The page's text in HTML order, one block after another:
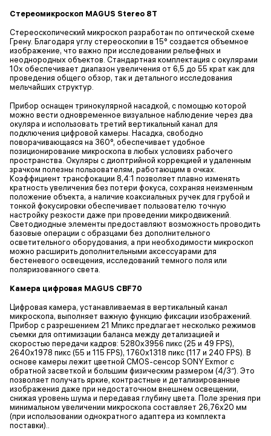
Стереомикроскоп MAGUS Stereo 8T
Стереоскопический микроскоп разработан по оптической схеме
Грену. Благодаря углу стереоскопии в 15° создается объемное
изображение, что важно при исследовании рельефных и
неоднородных объектов. Стандартная комплектация с окулярами
10x обеспечивает диапазон увеличения от 6,5 до 55 крат как для
проведения общего обзор, так и детального исследования
мельчайших структур.
Прибор оснащен тринокулярной насадкой, с помощью которой
можно вести одновременное визуальное наблюдение через два
окуляра и использовать третий вертикальный канал для
подключения цифровой камеры. Насадка, свободно
поворачивающаяся на 360°, обеспечивает удобное
позиционирование микроскопа в любых условиях рабочего
пространства. Окуляры с диоптрийной коррекцией и удаленным
зрачком полезны пользователям, работающим в очках.
Коэффициент трансфокации 8,4:1 позволяет плавно изменять
кратность увеличения без потери фокуса, сохраняя неизменным
положение объекта, а наличие коаксиальных ручек для грубой и
тонкой фокусировки обеспечивает пользователю точную
настройку резкости даже при проведении микродвижений.
Светодиодные элементы предоставляют возможность проводить
базовые операции с образцами без дополнительного
осветительного оборудования, а при необходимости микроскоп
можно расширить дополнительными аксессуарами для
бестеневого освещения, исследований темного поля или
поляризованного света.
Камера цифровая MAGUS CBF70
Цифровая камера, устанавливаемая в вертикальный канал
микроскопа, выполняет важную функцию фиксации изображений.
Прибор с разрешением 21 Мпикс предлагает несколько режимов
съемки для оптимизации баланса между детализацией и
скоростью передачи кадров: 5280x3956 пикс (25 и 49 FPS),
2640x1978 пикс (55 и 115 FPS), 1760x1318 пикс (117 и 240 FPS). В
основе камеры лежит цветной CMOS-сенсор SONY Exmor с
обратной засветкой и большим физическим размером (4/3″). Это
позволяет получать яркие, контрастные и детализированные
изображения даже при недостаточном внешнем освещении,
снижая уровень шума и передавая глубину цвета. Поле зрения при
минимальном увеличении микроскопа составляет 26,76х20 мм
(при использовании однократного адаптера из комплекта
поставки)..